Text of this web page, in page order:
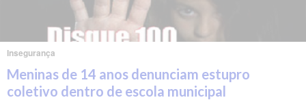
Insegurança
Meninas de 14 anos denunciam estupro
coletivo dentro de escola municipal